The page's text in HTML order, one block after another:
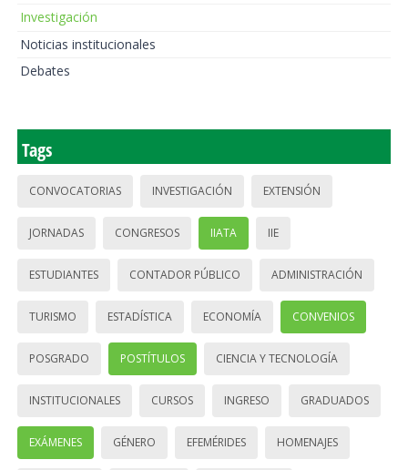
Investigación
Noticias institucionales
Debates
Tags
CONVOCATORIAS INVESTIGACIÓN EXTENSIÓN
JORNADAS CONGRESOS IIATA IIE
ESTUDIANTES CONTADOR PÚBLICO ADMINISTRACIÓN
TURISMO ESTADÍSTICA ECONOMÍA CONVENIOS
POSGRADO POSTÍTULOS CIENCIA Y TECNOLOGÍA
INSTITUCIONALES CURSOS INGRESO GRADUADOS
EXÁMENES GÉNERO EFEMÉRIDES HOMENAJES